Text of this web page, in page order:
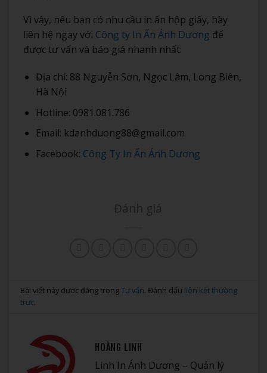
Vì vậy, nếu bạn có nhu cầu in ấn hộp giấy, hãy
liên hệ ngay với Công ty In Ấn Ánh Dương để
được tư vấn và báo giá nhanh nhất:
Địa chỉ: 88 Nguyễn Sơn, Ngọc Lâm, Long Biên,
Hà Nội
Hotline: 0981.081.786
Email: kdanhduong88@gmail.com
Facebook: Công Ty In Ấn Ánh Dương
Đánh giá
Bài viết này được đăng trongTư vấn. Đánh dấu liên kết thường
trực.
HOÀNG LINH
Linh In Ánh Dương – Quản lý